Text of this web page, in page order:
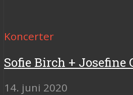
Koncerter
Sofie Birch + Josefine
14. juni 2020